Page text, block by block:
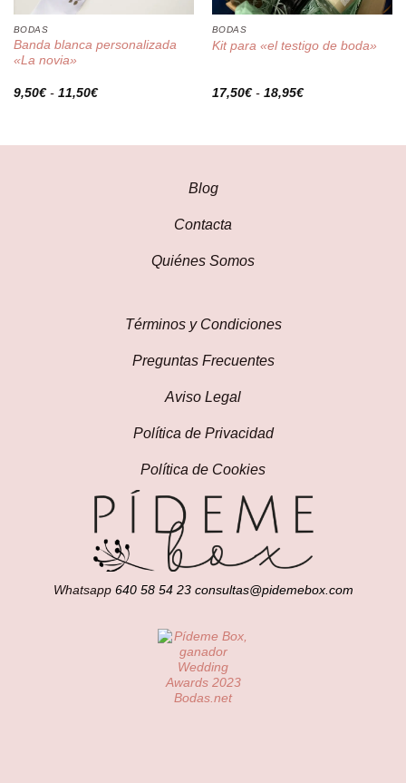
BODAS
Banda blanca personalizada
«La novia»
9,50€ - 11,50€Rango
BODAS
Kit para «el testigo de boda»
17,50€ - 18,95€Rango
Términos y Condiciones
Preguntas Frecuentes
Aviso Legal
Política de Privacidad
Política de Cookies
Blog
Contacta
Quiénes Somos
Whatsapp 640 58 54 23 consultas@pidemebox.com